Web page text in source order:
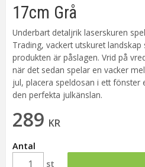
17cm Grå
Underbart detaljrik laserskuren
Trading, vackert utskuret
produkten är påslagen. Vrid på
när det sedan spelar en vacker
jul, placera speldosan i ett fönster
den perfekta julkänslan.
289 KR
Antal
st